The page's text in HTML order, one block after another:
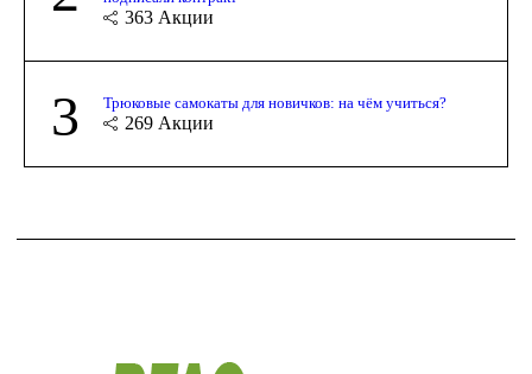
363 Акции
3 Трюковые самокаты для новичков: на чём учиться?
269 Акции